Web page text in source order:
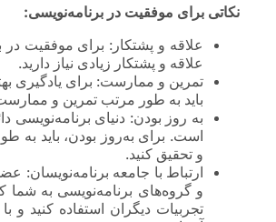
نکاتی برای موفقیت در برنامه‌نویسی:
علاقه و پشتکار: برای موفقیت در
علاقه و پشتکار زیادی نیاز دارید.
تمرین و ممارست: برای یادگیری
باید به طور مرتب تمرین و
به روز بودن: دنیای برنامه‌نویسی
است. برای به‌روز بودن، باید به
و تحقیق کنید.
ارتباط با جامعه برنامه‌نویسان:
و گروه‌های برنامه‌نویسی به شما
تجربیات دیگران استفاده کنید و